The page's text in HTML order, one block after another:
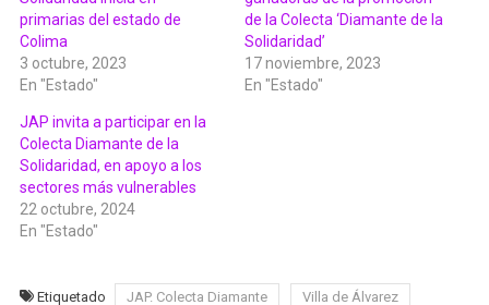
primarias del estado de
Colima
3 octubre, 2023
En "Estado"
de la Colecta ‘Diamante de la
Solidaridad’
17 noviembre, 2023
En "Estado"
JAP invita a participar en la
Colecta Diamante de la
Solidaridad, en apoyo a los
sectores más vulnerables
22 octubre, 2024
En "Estado"
Etiquetado JAP. Colecta Diamante Villa de Álvarez